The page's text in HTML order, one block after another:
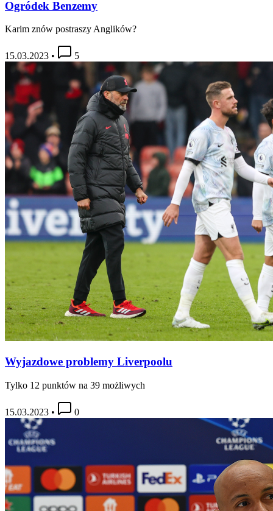
Ogródek Benzemy
Karim znów postraszy Anglików?
15.03.2023 • 5
Wyjazdowe problemy Liverpoolu
Tylko 12 punktów na 39 możliwych
15.03.2023 • 0